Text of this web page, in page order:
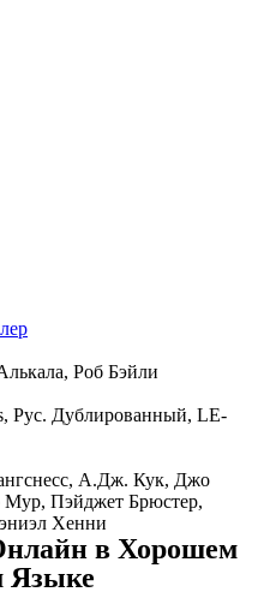
Роб Бэйли
Рус. Дублированный, LE-
А.Дж. Кук, Джо
Пэйджет Брюстер,
Хенни
в Хорошем
Языке